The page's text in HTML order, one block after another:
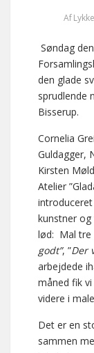
Af
Søndag
den glade
sprudlende
Bisserup.
Cornelia
Guldagger,
Kirsten
Atelier
kunstner og
lød: Mal tre
godt”, ”Der
arbejdede
måned fik
videre i
Det er en
sammen